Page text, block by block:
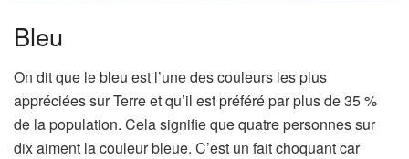
Bleu
On dit que le bleu est l’une des couleurs les plus
appréciées sur Terre et qu’il est préféré par plus de 35 %
de la population. Cela signifie que quatre personnes sur
dix aiment la couleur bleue. C’est un fait choquant car